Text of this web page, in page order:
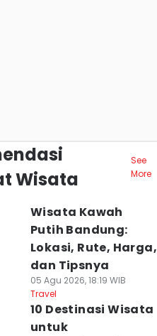
Wisata
See
More
Wisata Kawah
Putih Bandung:
Lokasi, Rute, Harga,
dan Tipsnya
05 Agu 2026, 18:19 WIB
Travel
10 Destinasi Wisata
untuk